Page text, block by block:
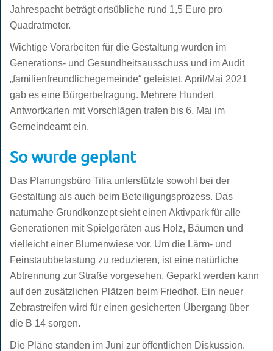
Jahrespacht beträgt ortsübliche rund 1,5 Euro pro
Quadratmeter.
Wichtige Vorarbeiten für die Gestaltung wurden im
Generations- und Gesundheitsausschuss und im Audit
„familienfreundlichegemeinde“ geleistet. April/Mai 2021
gab es eine Bürgerbefragung. Mehrere Hundert
Antwortkarten mit Vorschlägen trafen bis 6. Mai im
Gemeindeamt ein.
So wurde geplant
Das Planungsbüro Tilia unterstützte sowohl bei der
Gestaltung als auch beim Beteiligungsprozess. Das
naturnahe Grundkonzept sieht einen Aktivpark für alle
Generationen mit Spielgeräten aus Holz, Bäumen und
vielleicht einer Blumenwiese vor. Um die Lärm- und
Feinstaubbelastung zu reduzieren, ist eine natürliche
Abtrennung zur Straße vorgesehen. Geparkt werden kann
auf den zusätzlichen Plätzen beim Friedhof. Ein neuer
Zebrastreifen wird für einen gesicherten Übergang über
die B 14 sorgen.
Die Pläne standen im Juni zur öffentlichen Diskussion.